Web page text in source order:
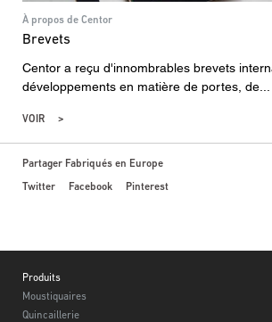
À propos de Centor
Brevets
Centor a reçu d'innombrables brevets
développements en matière de portes, de...
VOIR
Partager Fabriqués en Europe
Twitter
Facebook Pinterest
Produits
Moustiquaires
Quincaillerie